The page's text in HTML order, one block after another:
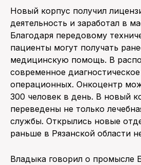
Новый корпус получил
деятельность и заработал в
Благодаря передовому
пациенты могут получать
медицинскую помощь. В
современное
операционных. Онкоцентр
300 человек в день. В новый
переведены не только
службы. Открылись новые
раньше в Рязанской области
Владыка говорил о промысле